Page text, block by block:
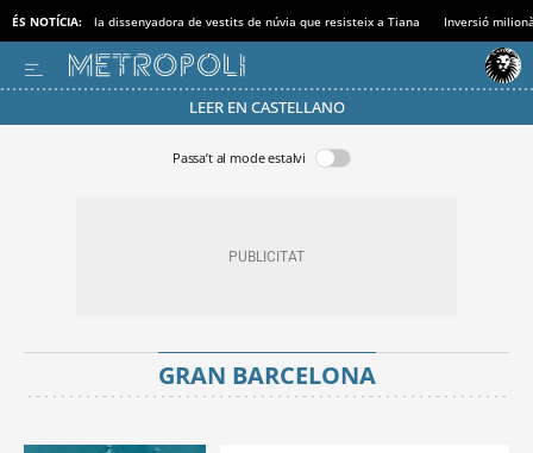
ÉS NOTÍCIA: la dissenyadora de vestits de núvia que resisteix a Tiana Inversió
LEER EN CASTELLANO
Passa’t al mode estalvi
GRAN BARCELONA